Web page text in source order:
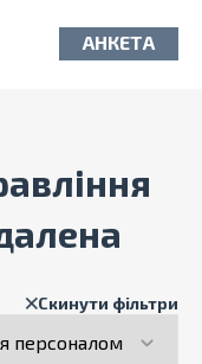
АНКЕТА
Скинути фільтри